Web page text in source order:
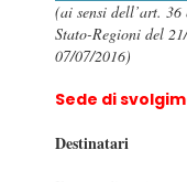
(ai sensi dell’art.
Stato-Regioni del
07/07/2016)
Sede di
Destinatari